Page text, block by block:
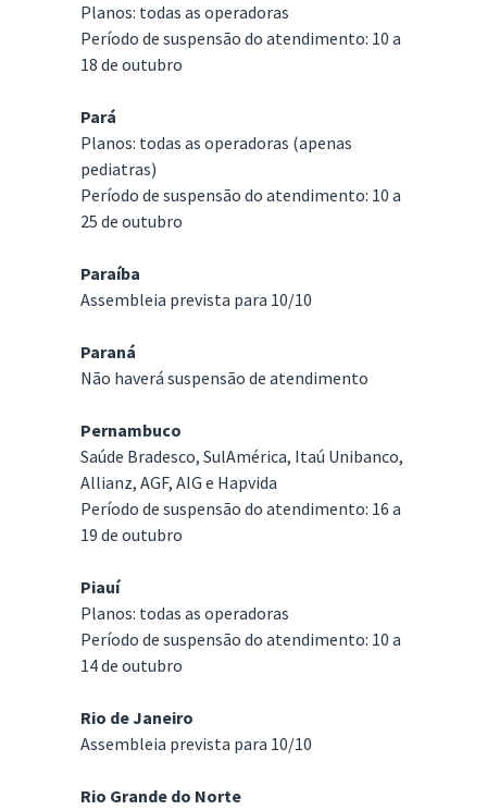
Planos: todas as operadoras
Período de suspensão do atendimento: 10 a
18 de outubro
Pará
Planos: todas as operadoras (apenas
pediatras)
Período de suspensão do atendimento: 10 a
25 de outubro
Paraíba
Assembleia prevista para 10/10
Paraná
Não haverá suspensão de atendimento
Pernambuco
Saúde Bradesco, SulAmérica, Itaú Unibanco,
Allianz, AGF, AIG e Hapvida
Período de suspensão do atendimento: 16 a
19 de outubro
Piauí
Planos: todas as operadoras
Período de suspensão do atendimento: 10 a
14 de outubro
Rio de Janeiro
Assembleia prevista para 10/10
Rio Grande do Norte